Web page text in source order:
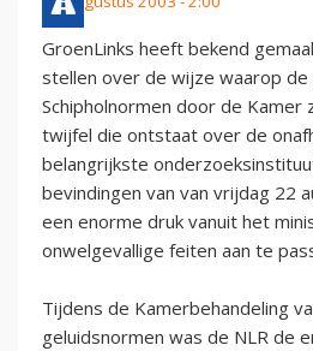
GroenLinks heeft bekend
stellen over de wijze waarop de
Schipholnormen door de Kamer
twijfel die ontstaat over de
belangrijkste
bevindingen van van vrijdag 22
een enorme druk vanuit het
onwelgevallige feiten aan te
Tijdens de Kamerbehandeling
geluidsnormen was de NLR de